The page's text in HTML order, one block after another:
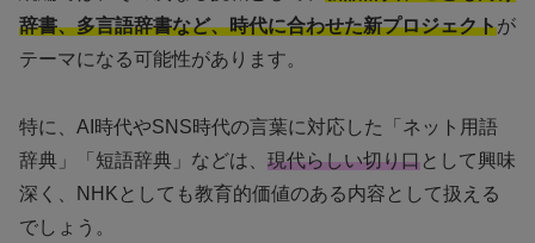
辞書、多言語辞書など、時代に合わせた新プロジェクトが
テーマになる可能性があります。
特に、AI時代やSNS時代の言葉に対応した「ネット用語
辞典」「短語辞典」などは、 現代らしい切り口として興味
深く、NHKとしても教育的価値のある内容として扱える
でしょう。